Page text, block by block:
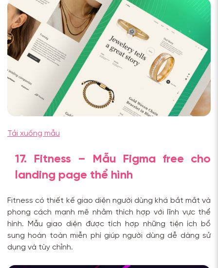
Tải xuống mẫu
17. Fitness – Mẫu Figma free cho
landing page thể hình
Fitness có thiết kế giao diện người dùng khá bắt mắt và
phong cách mạnh mẽ nhằm thích hợp với lĩnh vực thể
hình. Mẫu giao diện được tích hợp những tiện ích bổ
sung hoàn toàn miễn phí giúp người dùng dễ dàng sử
dụng và tùy chỉnh.